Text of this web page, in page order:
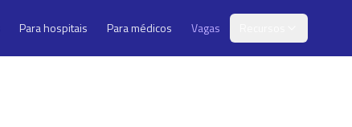
Para hospitais Para médicos Vagas